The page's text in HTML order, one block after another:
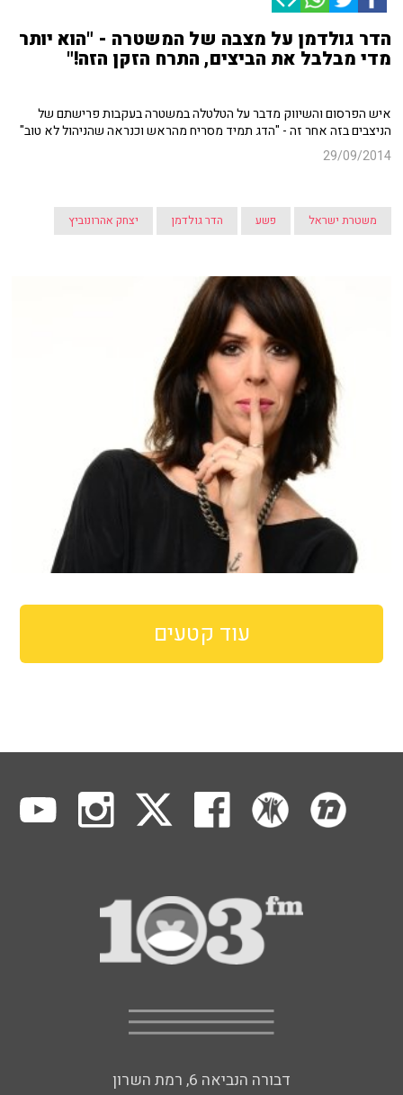
הדר גולדמן על מצבה של המשטרה - "הוא יותר
מדי מבלבל את הביצים, התרח הזקן הזה!"
איש הפרסום והשיווק מדבר על הטלטלה במשטרה בעקבות פרישתם של
הניצבים בזה אחר זה - "הדג תמיד מסריח מהראש וכנראה שהניהול לא טוב"
29/09/2014
משטרת ישראל פשע הדר גולדמן יצחק אהרונוביץ
עוד קטעים
דבורה הנביאה 6, רמת השרון